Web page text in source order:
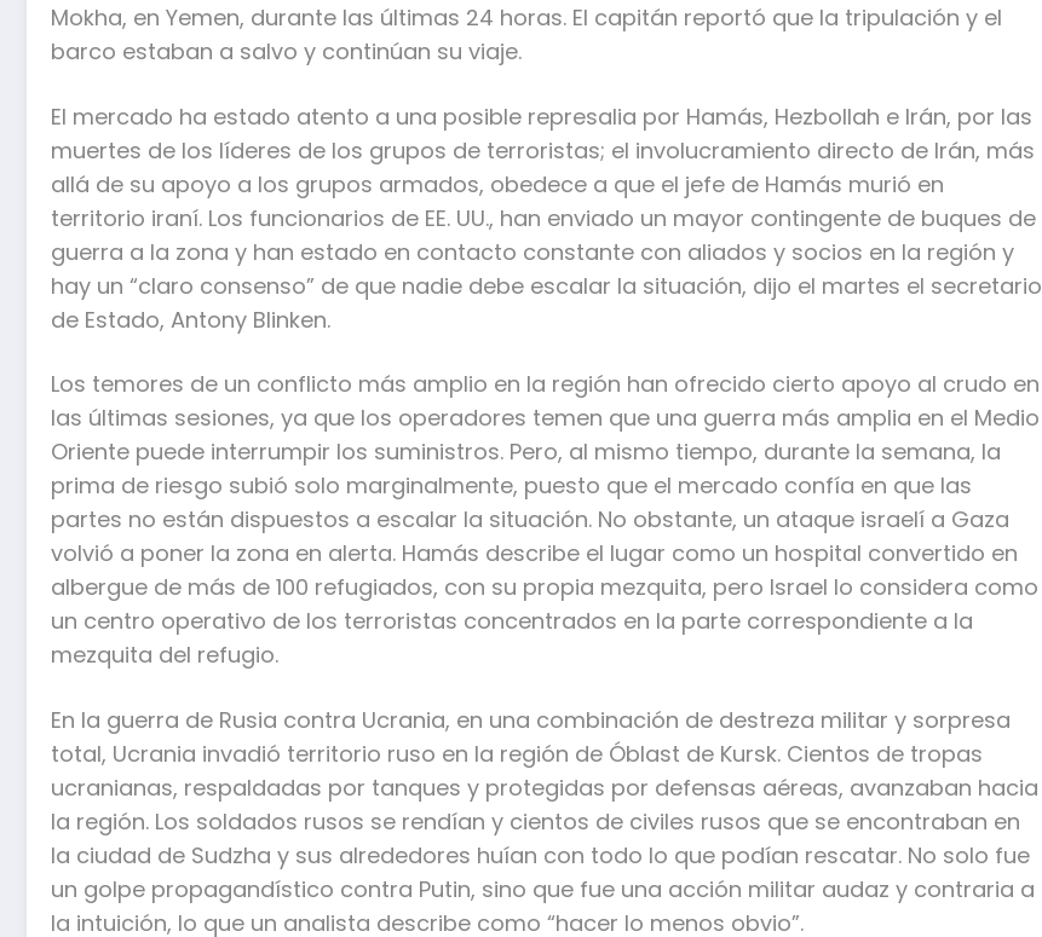
Mokha, en Yemen, durante las últimas 24 horas. El capitán reportó que la tripulación y el
barco estaban a salvo y continúan su viaje.
El mercado ha estado atento a una posible represalia por Hamás, Hezbollah e Irán, por las
muertes de los líderes de los grupos de terroristas; el involucramiento directo de Irán, más
allá de su apoyo a los grupos armados, obedece a que el jefe de Hamás murió en
territorio iraní. Los funcionarios de EE. UU., han enviado un mayor contingente de buques de
guerra a la zona y han estado en contacto constante con aliados y socios en la región y
hay un “claro consenso” de que nadie debe escalar la situación, dijo el martes el secretario
de Estado, Antony Blinken.
Los temores de un conflicto más amplio en la región han ofrecido cierto apoyo al crudo en
las últimas sesiones, ya que los operadores temen que una guerra más amplia en el Medio
Oriente puede interrumpir los suministros. Pero, al mismo tiempo, durante la semana, la
prima de riesgo subió solo marginalmente, puesto que el mercado confía en que las
partes no están dispuestos a escalar la situación. No obstante, un ataque israelí a Gaza
volvió a poner la zona en alerta. Hamás describe el lugar como un hospital convertido en
albergue de más de 100 refugiados, con su propia mezquita, pero Israel lo considera como
un centro operativo de los terroristas concentrados en la parte correspondiente a la
mezquita del refugio.
En la guerra de Rusia contra Ucrania, en una combinación de destreza militar y sorpresa
total, Ucrania invadió territorio ruso en la región de Óblast de Kursk. Cientos de tropas
ucranianas, respaldadas por tanques y protegidas por defensas aéreas, avanzaban hacia
la región. Los soldados rusos se rendían y cientos de civiles rusos que se encontraban en
la ciudad de Sudzha y sus alrededores huían con todo lo que podían rescatar. No solo fue
un golpe propagandístico contra Putin, sino que fue una acción militar audaz y contraria a
la intuición, lo que un analista describe como “hacer lo menos obvio”.